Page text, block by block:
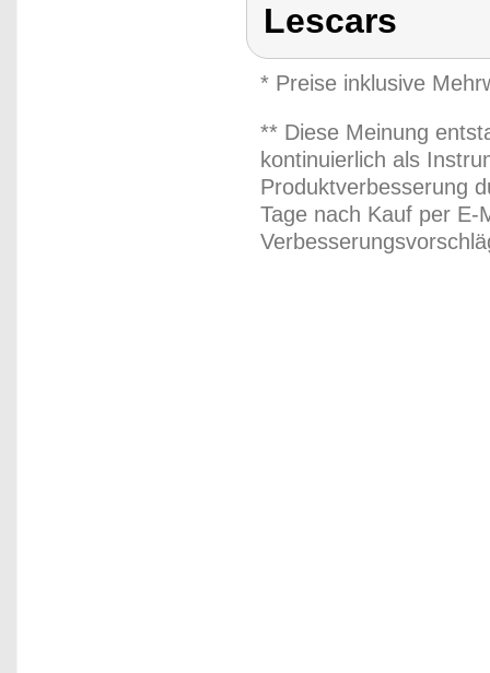
Lescars
* Preise inklusive
** Diese Meinung
kontinuierlich als
Produktverbesserung
Tage nach Kauf per E-